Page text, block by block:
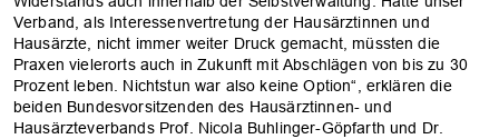
Verband, als Interessenvertretung der Hausärztinnen und
Hausärzte, nicht immer weiter Druck gemacht, müssten die
Praxen vielerorts auch in Zukunft mit Abschlägen von bis zu 30
Prozent leben. Nichtstun war also keine Option“, erklären die
beiden Bundesvorsitzenden des Hausärztinnen- und
Hausärzteverbands Prof. Nicola Buhlinger-Göpfarth und Dr.